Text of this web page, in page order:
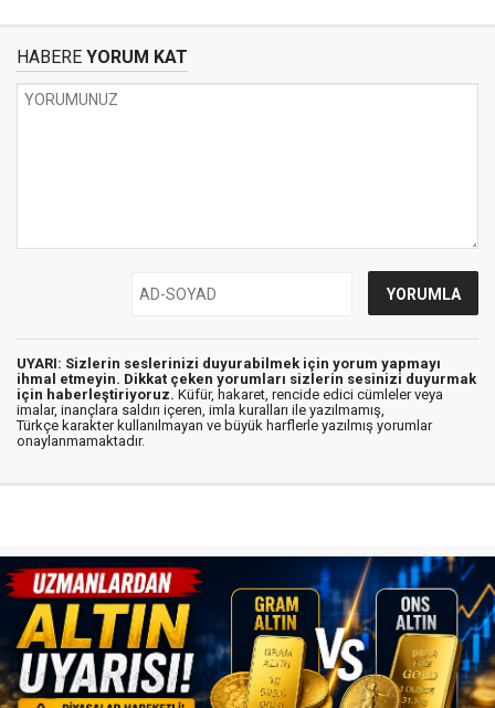
HABERE YORUM KAT
UYARI: Sizlerin seslerinizi duyurabilmek için yorum yapmayı
ihmal etmeyin. Dikkat çeken yorumları sizlerin sesinizi duyurmak
için haberleştiriyoruz. Küfür, hakaret, rencide edici cümleler veya
imalar, inançlara saldırı içeren, imla kuralları ile yazılmamış,
Türkçe karakter kullanılmayan ve büyük harflerle yazılmış yorumlar
onaylanmamaktadır.